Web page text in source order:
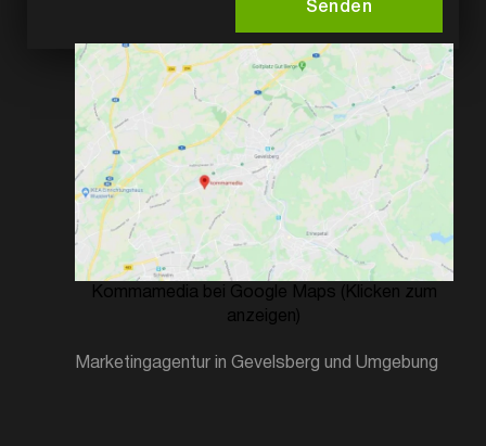
Senden
Kommamedia bei Google Maps (Klicken zum
anzeigen)
Marketingagentur in Gevelsberg und Umgebung